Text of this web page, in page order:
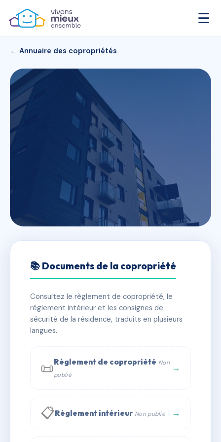
☰
← Annuaire des copropriétés
SDC 14 HUMBLOT
⚠ IMMATRICULEE_RATTACHEMENT_EXPIRE
🏠 66 lots
🏗 1 bâtiment(s)
📞 Contacter Syndic Digital 💬 WhatsApp
✉ Email
📚 Documents de la copropriété
Consultez le règlement de copropriété, le
règlement intérieur et les consignes de
sécurité de la résidence, traduits en plusieurs
langues.
📜Règlement de copropriété Non
publié
→
📋Règlement intérieur Non publié →